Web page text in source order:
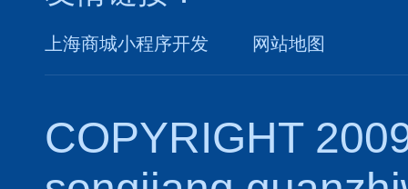
上海商城小程序开发 网站地图
COPYRIGHT